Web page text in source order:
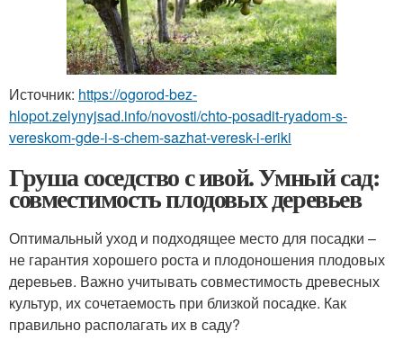
Источник: https://ogorod-bez-
hlopot.zelynyjsad.info/novosti/chto-posadit-ryadom-s-
vereskom-gde-i-s-chem-sazhat-veresk-i-eriki
Груша соседство с ивой. Умный сад:
совместимость плодовых деревьев
Оптимальный уход и подходящее место для посадки –
не гарантия хорошего роста и плодоношения плодовых
деревьев. Важно учитывать совместимость древесных
культур, их сочетаемость при близкой посадке. Как
правильно располагать их в саду?